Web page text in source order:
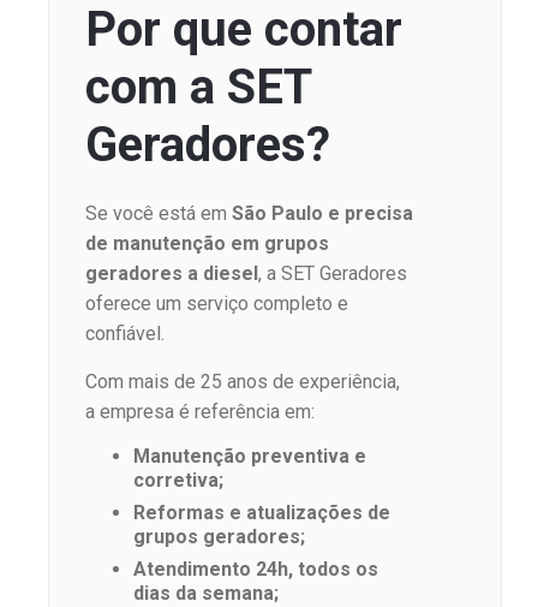
Por que contar
com a SET
Geradores?
Se você está em São Paulo e precisa
de manutenção em grupos
geradores a diesel, a SET Geradores
oferece um serviço completo e
confiável.
Com mais de 25 anos de experiência,
a empresa é referência em:
Manutenção preventiva e
corretiva;
Reformas e atualizações de
grupos geradores;
Atendimento 24h, todos os
dias da semana;